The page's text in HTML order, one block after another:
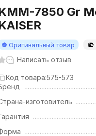
7850 Gr
Оригинальный товар
Написать отзыв
Код товара:575-573
изготовитель